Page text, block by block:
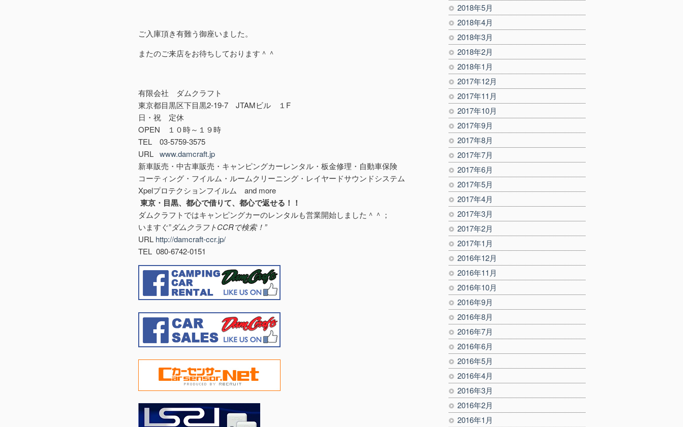
ご入庫頂き有難う御座いました。
またのご来店をお待ちしております＾＾
有限会社 ダムクラフト
東京都目黒区下目黒2-19-7 JTAMビル １F
日・祝 定休
OPEN １０時～１９時
TEL 03-5759-3575
URL www.damcraft.jp
新車販売・中古車販売・キャンピングカーレンタル・板金修理・自動車保険
コーティング・フイルム・ルームクリーニング・レイヤードサウンドシステム
Xpelプロテクションフイルム and more
東京・目黒、都心で借りて、都心で返せる！！
ダムクラフトではキャンピングカーのレンタルも営業開始しました＾＾；
いますぐ”ダムクラフトCCRで検索！”
URL http://damcraft-ccr.jp/
TEL 080-6742-0151
2018年5月
2018年4月
2018年3月
2018年2月
2018年1月
2017年12月
2017年11月
2017年10月
2017年9月
2017年8月
2017年7月
2017年6月
2017年5月
2017年4月
2017年3月
2017年2月
2017年1月
2016年12月
2016年11月
2016年10月
2016年9月
2016年8月
2016年7月
2016年6月
2016年5月
2016年4月
2016年3月
2016年2月
2016年1月